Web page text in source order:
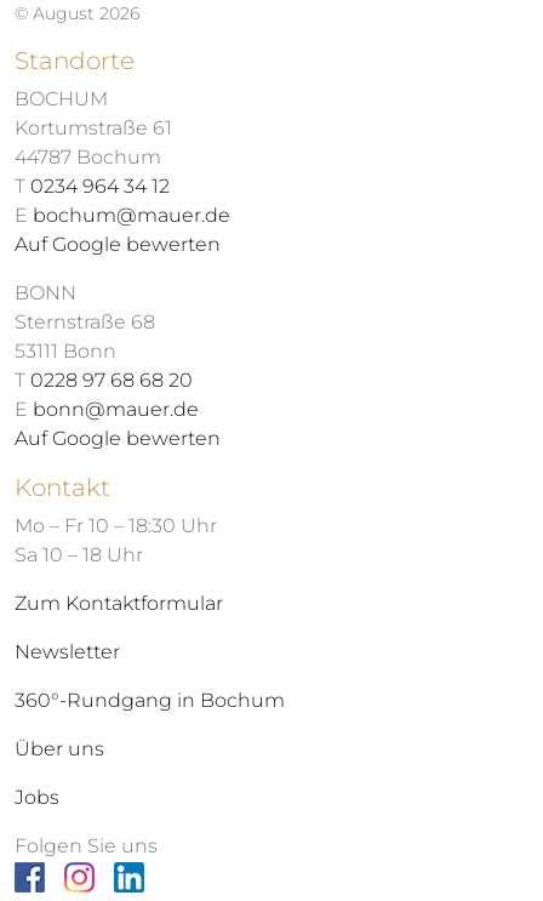
© August 2026
Standorte
BOCHUM
Kortumstraße 61
44787 Bochum
T 0234 964 34 12
E bochum@mauer.de
Auf Google bewerten
BONN
Sternstraße 68
53111 Bonn
T 0228 97 68 68 20
E bonn@mauer.de
Auf Google bewerten
Kontakt
Mo – Fr 10 – 18:30 Uhr
Sa 10 – 18 Uhr
Zum Kontaktformular
Newsletter
360°-Rundgang in Bochum
Über uns
Jobs
Folgen Sie uns